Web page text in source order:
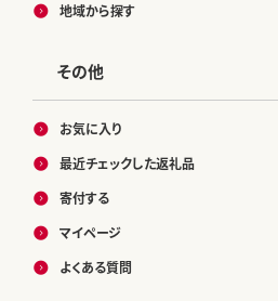
地域から探す
その他
お気に入り
最近チェックした返礼品
寄付する
マイページ
よくある質問